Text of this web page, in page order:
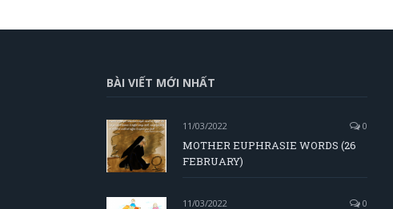
BÀI VIẾT MỚI NHẤT
11/03/2022 0
MOTHER EUPHRASIE WORDS (26
FEBRUARY)
11/03/2022 0